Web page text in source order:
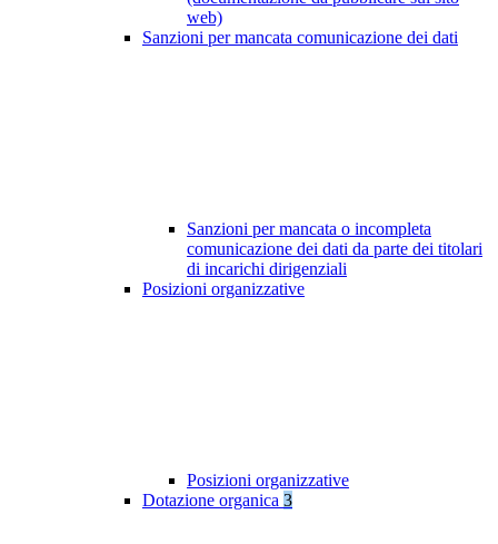
web)
Sanzioni per mancata comunicazione dei dati
Sanzioni per mancata o incompleta
comunicazione dei dati da parte dei titolari
di incarichi dirigenziali
Posizioni organizzative
Posizioni organizzative
Dotazione organica 3